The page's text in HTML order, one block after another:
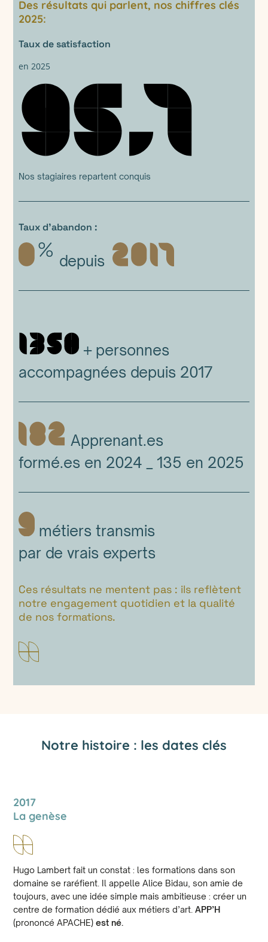
Des résultats qui parlent, nos chiffres clés
2025:
Taux de satisfaction
en 2025
Nos stagiaires repartent conquis
Taux d’abandon :
depuis
+ personnes
accompagnées depuis 2017
Apprenant.es
formé.es en 2024 _ 135 en 2025
métiers transmis
par de vrais experts
Ces résultats ne mentent pas : ils reflètent
notre engagement quotidien et la qualité
de nos formations.
Notre histoire : les dates clés
2017
La genèse
Hugo Lambert fait un constat : les formations dans son
domaine se raréfient. Il appelle Alice Bidau, son amie de
toujours, avec une idée simple mais ambitieuse : créer un
centre de formation dédié aux métiers d’art.APP’H
(prononcé APACHE)est né.